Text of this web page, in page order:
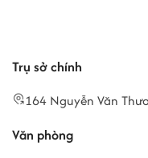
Trụ sở chính
164 Nguyễn Văn
Văn phòng